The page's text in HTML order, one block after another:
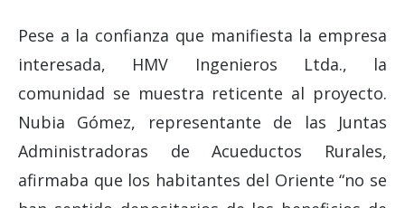
Pese a la confianza que manifiesta la empresa
interesada, HMV Ingenieros Ltda., la
comunidad se muestra reticente al proyecto.
Nubia Gómez, representante de las Juntas
Administradoras de Acueductos Rurales,
afirmaba que los habitantes del Oriente “no se